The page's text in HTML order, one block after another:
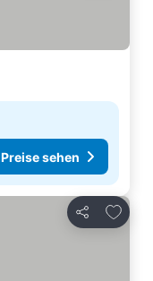
Preise sehen
Teilen
Zu